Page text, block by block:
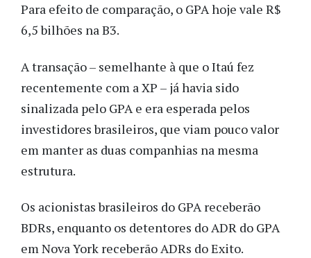
Para efeito de comparação, o GPA hoje vale R$
6,5 bilhões na B3.
A transação – semelhante à que o Itaú fez
recentemente com a XP – já havia sido
sinalizada pelo GPA e era esperada pelos
investidores brasileiros, que viam pouco valor
em manter as duas companhias na mesma
estrutura.
Os acionistas brasileiros do GPA receberão
BDRs, enquanto os detentores do ADR do GPA
em Nova York receberão ADRs do Exito.